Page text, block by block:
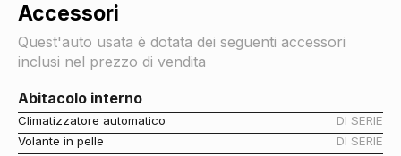
Accessori
Quest'auto usata è dotata dei seguenti accessori
inclusi nel prezzo di vendita
Abitacolo interno
Climatizzatore automatico
DI SERIE
Volante in pelle
DI SERIE